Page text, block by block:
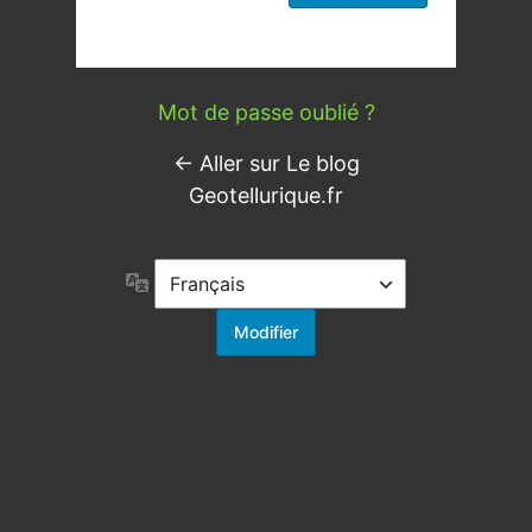
Mot de passe oublié ?
← Aller sur Le blog
Geotellurique.fr
Langue